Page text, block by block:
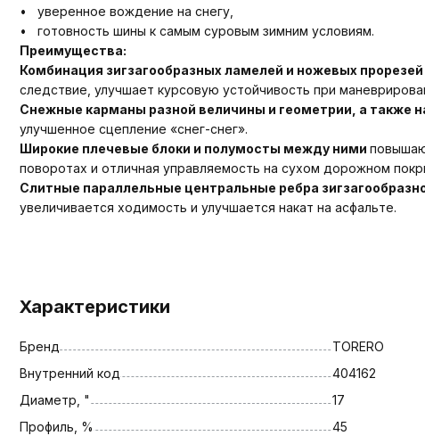
• уверенное вождение на снегу,
• готовность шины к самым суровым зимним условиям.
Преимущества:
Комбинация зигзагообразных ламелей и ножевых прорезей
следствие, улучшает курсовую устойчивость при
Снежные карманы разной величины и геометрии, а также
улучшенное сцепление «снег-снег».
Широкие плечевые блоки и полумосты между ними
поворотах и отличная управляемость на сухом дорожном
Слитные параллельные центральные ребра
увеличивается ходимость и улучшается накат на асфальте.
Характеристики
Бренд
TORERO
Внутренний код
404162
Диаметр, "
17
Профиль, %
45